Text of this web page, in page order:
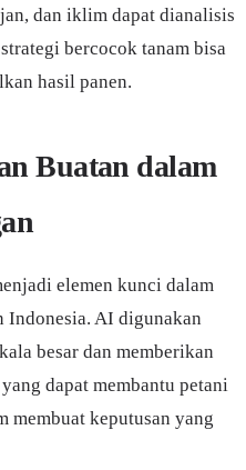
dan iklim dapat dianalisis
bercocok tanam bisa
hasil panen.
Buatan dalam
elemen kunci dalam
Indonesia. AI digunakan
besar dan memberikan
dapat membantu petani
membuat keputusan yang